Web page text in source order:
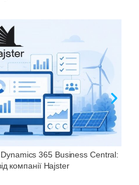
365 Business Central:
компанії Hajster